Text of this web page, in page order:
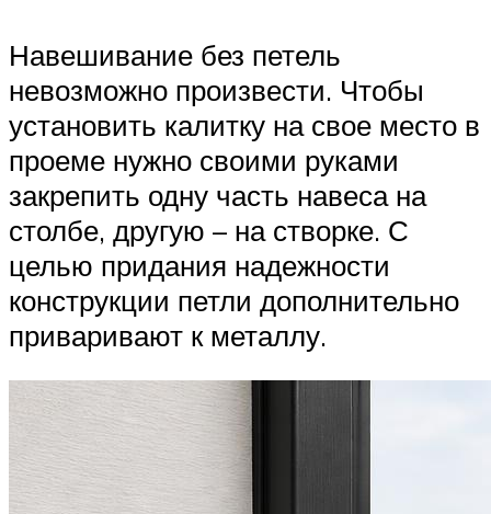
Навешивание без петель
невозможно произвести. Чтобы
установить калитку на свое место в
проеме нужно своими руками
закрепить одну часть навеса на
столбе, другую – на створке. С
целью придания надежности
конструкции петли дополнительно
приваривают к металлу.